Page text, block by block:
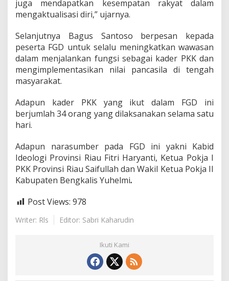
n
g
a
a
n
juga mendapatkan kesempatan rakyat dalam
mengaktualisasi diri,” ujarnya.
Selanjutnya Bagus Santoso berpesan kepada
peserta FGD untuk selalu meningkatkan wawasan
dalam menjalankan fungsi sebagai kader PKK dan
mengimplementasikan nilai pancasila di tengah
masyarakat.
Adapun kader PKK yang ikut dalam FGD ini
berjumlah 34 orang yang dilaksanakan selama satu
hari.
Adapun narasumber pada FGD ini yakni Kabid
Ideologi Provinsi Riau Fitri Haryanti, Ketua Pokja I
PKK Provinsi Riau Saifullah dan Wakil Ketua Pokja II
Kabupaten Bengkalis Yuhelmi.
Post Views: 978
Writer: Rls Editor: Sabri Kaharudin
Ikuti Kami